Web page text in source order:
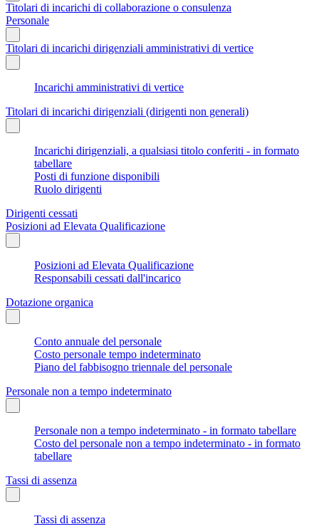
Titolari di incarichi di collaborazione o consulenza
Personale
Titolari di incarichi dirigenziali amministrativi di vertice
Incarichi amministrativi di vertice
Titolari di incarichi dirigenziali (dirigenti non generali)
Incarichi dirigenziali, a qualsiasi titolo conferiti - in formato
tabellare
Posti di funzione disponibili
Ruolo dirigenti
Dirigenti cessati
Posizioni ad Elevata Qualificazione
Posizioni ad Elevata Qualificazione
Responsabili cessati dall'incarico
Dotazione organica
Conto annuale del personale
Costo personale tempo indeterminato
Piano del fabbisogno triennale del personale
Personale non a tempo indeterminato
Personale non a tempo indeterminato - in formato tabellare
Costo del personale non a tempo indeterminato - in formato
tabellare
Tassi di assenza
Tassi di assenza